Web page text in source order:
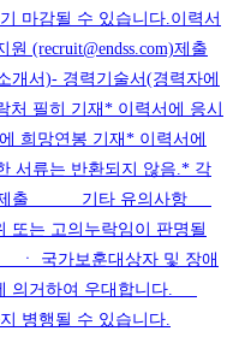
마감될 수 있습니다.이력서
(recruit@endss.com)제출
개서)- 경력기술서(경력자에
필히 기재* 이력서에 응시
희망연봉 기재* 이력서에
서류는 반환되지 않음.* 각
후 제출 기타 유의사항
또는 고의누락임이 판명될
국가보훈대상자 및 장애
의거하여 우대합니다.
병행될 수 있습니다.